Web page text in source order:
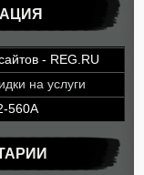
- REG.RU
на услуги
560A